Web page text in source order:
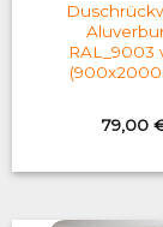
RAL_9003
79,00